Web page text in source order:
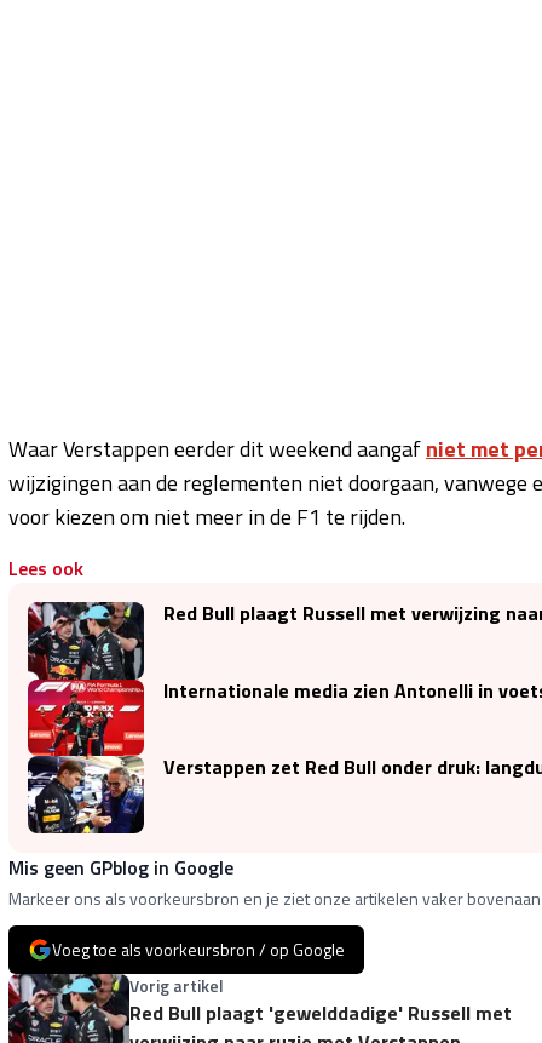
Waar Verstappen eerder dit weekend aangafniet met
wijzigingen aan de reglementen niet doorgaan,
voor kiezen om niet meer in de F1 te rijden.
Lees ook
Red Bull plaagt Russell met verwijzing
Internationale media zien Antonelli in
Verstappen zet Red Bull onder druk:
Mis geen GPblog in Google
Markeer ons als voorkeursbron en je ziet onze artikelen vaker
Voeg toe als voorkeursbron / op Google
Vorig artikel
Red Bull plaagt 'gewelddadige' Russell met